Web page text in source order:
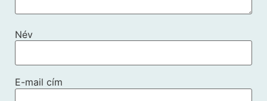
Név
E-mail cím